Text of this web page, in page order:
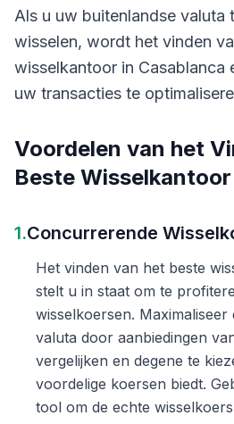
Als u uw buitenlandse valuta
wisselen, wordt het vinden
wisselkantoor in Casablanca
uw transacties te
Voordelen van het
Beste
1.Concurrerende
Het vinden van het beste
stelt u in staat om te
wisselkoersen.
valuta door aanbiedingen
vergelijken en degene te
voordelige koersen biedt.
tool om de echte